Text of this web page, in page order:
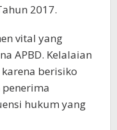
2017.
vital yang
APBD. Kelalaian
berisiko
hukum yang